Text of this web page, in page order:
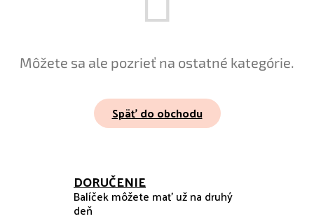
Môžete sa ale pozrieť na ostatné kategórie.
Späť do obchodu
DORUČENIE
Balíček môžete mať už na druhý
deň